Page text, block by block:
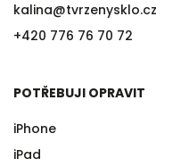
kalina@tvrzenysklo.cz
+420 776 76 70 72
POTŘEBUJI OPRAVIT
iPhone
iPad